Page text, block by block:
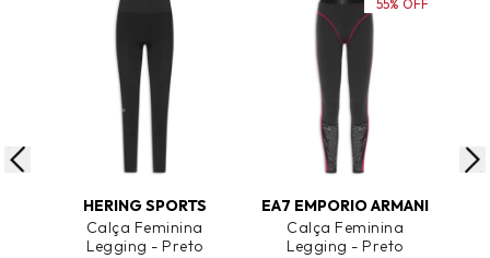
ADICIONAR AO CARRINHO
HERING SPORTS
Calça Feminina
Legging - Preto
ADICIONAR AO CARRINHO
EA7 EMPORIO ARMANI
Calça Feminina
Legging - Preto
55% OFF